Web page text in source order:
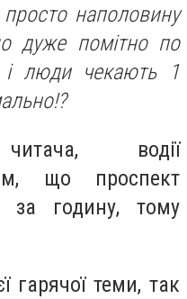
наполовину
дуже помітно по
і люди чекають 1
водії
що проспект
за годину, тому
гарячої теми, так